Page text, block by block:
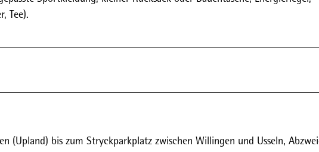
Tee).
(Upland) bis zum Stryckparkplatz zwischen Willingen und Usseln,